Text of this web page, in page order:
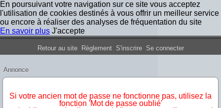
En poursuivant votre navigation sur ce site vous acceptez
l'utilisation de cookies destinés à vous offrir un meilleur service
ou encore à réaliser des analyses de fréquentation du site
En savoir plus J'accepte
Forum Iron Maiden France
Retour au site Règlement S'inscrire Se connecter
Annonce
Si votre ancien mot de passe ne fonctionne pas, utilisez la
fonction 'Mot de passe oublié'